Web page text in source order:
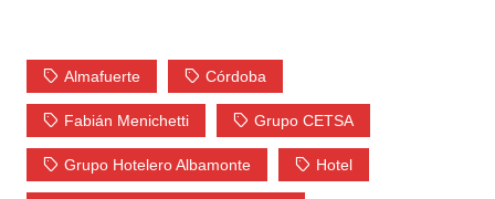
Almafuerte Córdoba
Fabián Menichetti Grupo CETSA
Grupo Hotelero Albamonte Hotel